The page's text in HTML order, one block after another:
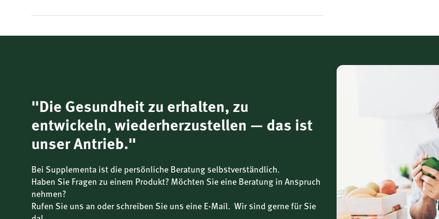
"Die Gesundheit zu erhalten, zu
entwickeln, wiederherzustellen — das ist
unser Antrieb."
Bei Supplementa ist die persönliche Beratung selbstverständlich.
Haben Sie Fragen zu einem Produkt? Möchten Sie eine Beratung in Anspruch
nehmen?
Rufen Sie uns an oder schreiben Sie uns eine E-Mail. Wir sind gerne für Sie